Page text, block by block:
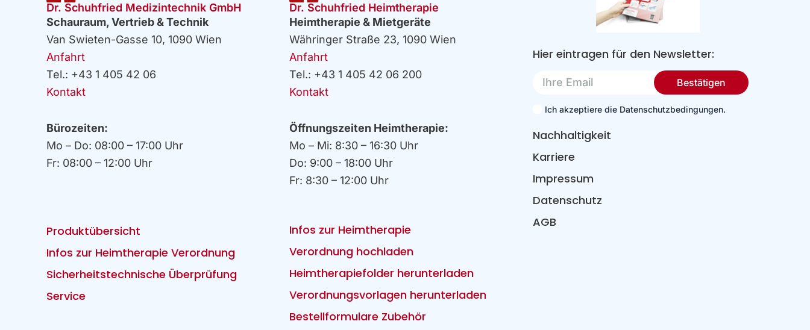
Dr. Schuhfried Medizintechnik GmbH
Schauraum, Vertrieb & Technik
Van Swieten-Gasse 10, 1090 Wien
Anfahrt
Tel.: +43 1 405 42 06
Kontakt
Bürozeiten:
Mo – Do: 08:00 – 17:00 Uhr
Fr: 08:00 – 12:00 Uhr
Produktübersicht
Infos zur Heimtherapie Verordnung
Sicherheitstechnische Überprüfung
Service
Dr. Schuhfried Heimtherapie
Heimtherapie & Mietgeräte
Währinger Straße 23, 1090 Wien
Anfahrt
Tel.: +43 1 405 42 06 200
Kontakt
Öffnungszeiten Heimtherapie:
Mo – Mi: 8:30 – 16:30 Uhr
Do: 9:00 – 18:00 Uhr
Fr: 8:30 – 12:00 Uhr
Infos zur Heimtherapie
Verordnung hochladen
Heimtherapiefolder herunterladen
Verordnungsvorlagen herunterladen
Bestellformulare Zubehör
Hier eintragen für den Newsletter:
Email
Ich akzeptiere die Datenschutzbedingungen.
Bestätigen
Nachhaltigkeit
Karriere
Impressum
Datenschutz
AGB